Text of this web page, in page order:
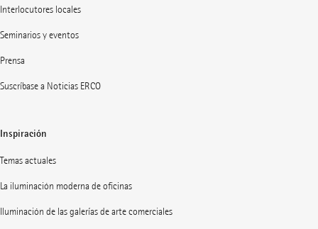
Interlocutores locales
Seminarios y eventos
Prensa
Suscríbase a Noticias ERCO
Inspiración
Temas actuales
La iluminación moderna de oficinas
Iluminación de las galerías de arte comerciales